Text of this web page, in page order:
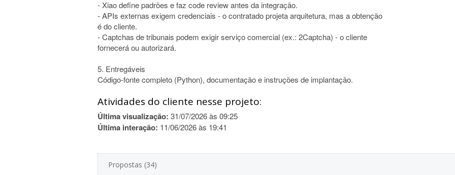
- Xiao define padrões e faz code review antes da integração.
- APIs externas exigem credenciais - o contratado projeta arquitetura, mas a obtenção
é do cliente.
- Captchas de tribunais podem exigir serviço comercial (ex.: 2Captcha) - o cliente
fornecerá ou autorizará.
5. Entregáveis
Código-fonte completo (Python), documentação e instruções de implantação.
Atividades do cliente nesse projeto:
Última visualização: 31/07/2026 às 09:25
Última interação: 11/06/2026 às 19:41
Propostas (34)